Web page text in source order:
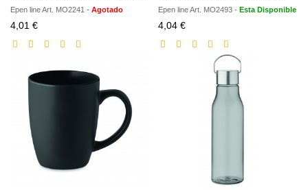
Epen lineArt. MO2241 - Agotado
4,01 €Precio
con
Epen lineArt. MO2493 - Esta Disponible
4,04 €Precio
con
descuento